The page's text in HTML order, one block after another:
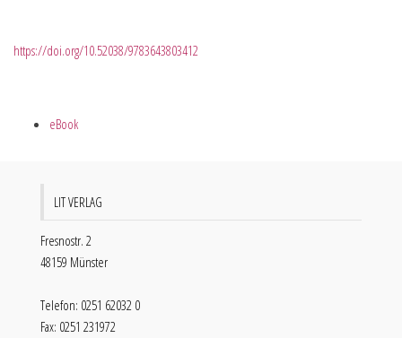
https://doi.org/10.52038/9783643803412
eBook
LIT VERLAG
Fresnostr. 2
48159 Münster
Telefon: 0251 62032 0
Fax: 0251 231972